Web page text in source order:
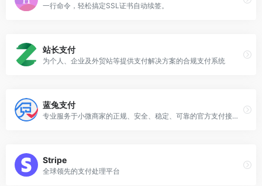
一行命令，轻松搞定SSL证书自动续签。
站长支付
为个人、企业及外贸站等提供支付解决方案的合规支付系统
蓝兔支付
专业服务于小微商家的正规、安全、稳定、可靠的官方支付接口技术服务商
Stripe
全球领先的支付处理平台